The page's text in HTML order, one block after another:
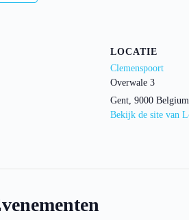
LOCATIE
Clemenspoort
Overwale 3
Gent, 9000 Belgium
Bekijk de site van